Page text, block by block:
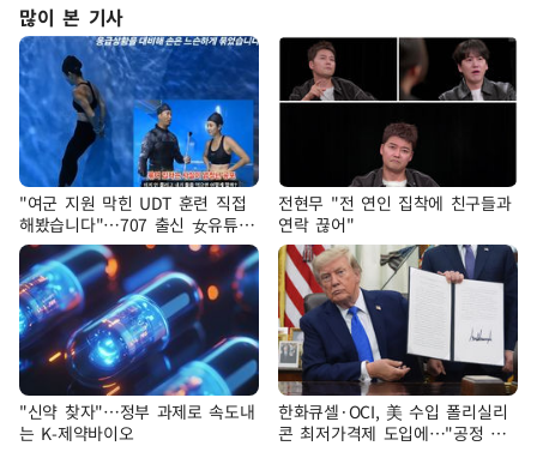
많이 본 기사
"여군 지원 막힌 UDT 훈련 직접
해봤습니다"…707 출신 女유튜버
'완벽 소화'
전현무 "전 연인 집착에 친구들과
연락 끊어"
"신약 찾자"…정부 과제로 속도내
는 K-제약바이오
한화큐셀·OCI, 美 수입 폴리실리
콘 최저가격제 도입에…"공정 경